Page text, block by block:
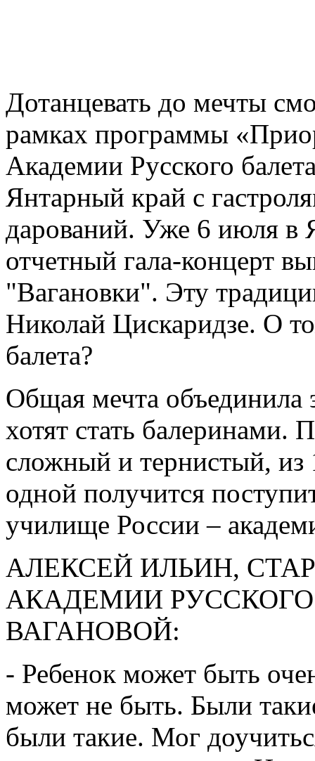
Дотанцевать до мечты
рамках программы
Академии Русского
Янтарный край с
дарований. Уже 6 июля в
отчетный гала-концерт
"Вагановки". Эту
Николай Цискаридзе. О
балета?
Общая мечта объединила
хотят стать балеринами.
сложный и тернистый, из
одной получится
училище России –
АЛЕКСЕЙ ИЛЬИН,
АКАДЕМИИ
ВАГАНОВОЙ:
- Ребенок может быть
может не быть. Были
были такие. Мог